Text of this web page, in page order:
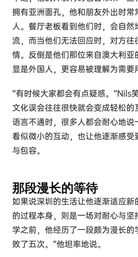
拥有亚洲面孔，他和朋友外出时常
人。餐厅老板看到他们时，会自然
流，而当他们无法回应时，对方往
情。反倒是他们那位来自澳大利亚
显是外国人，更容易被理解为需要
“有时候大家都会有点疑惑。”Nils
文化误会往往很快就会变成轻松的
语言不通时，很多人都会耐心地说
看似微小的互动，也让他逐渐感受
与包容。
那段漫长的等待
如果说深圳的生活让他逐渐适应
的过程本身，则是一场对耐心与坚
学之前，他经历了一段颇为漫长的
败了五次。”他坦率地说。